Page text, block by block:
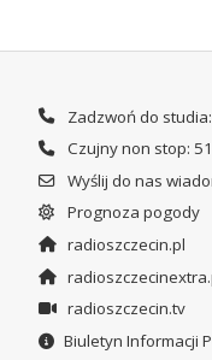
Zadzwoń do
Czujny non stop:
Wyślij do nas
Prognoza pogody
radioszczecin.pl
radioszczecin.tv
Biuletyn Informacji